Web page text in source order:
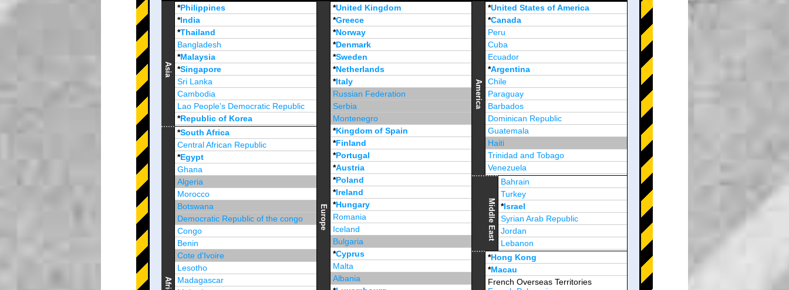
Asia
*Philippines
*India
*Thailand
Bangladesh
*Malaysia
*Singapore
Sri Lanka
Cambodia
Lao People's Democratic Republic
*Republic of Korea
Brunei Darussalam
*South Africa
Central African Republic
*Egypt
Ghana
Algeria
Morocco
Botswana
Democratic Republic of the congo
Congo
Benin
Cote d'Ivoire
Lesotho
Madagascar
Europe
*United Kingdom
*Greece
*Norway
*Denmark
*Sweden
*Netherlands
*Italy
Russian Federation
Serbia
Montenegro
*Kingdom of Spain
*Finland
*Portugal
*Austria
*Poland
*Ireland
*Hungary
Romania
Iceland
Bulgaria
*Cyprus
Malta
Albania
America
*United States of America
*Canada
Peru
Cuba
Ecuador
*Argentina
Chile
Paraguay
Barbados
Dominican Republic
Guatemala
Haiti
Trinidad and Tobago
Venezuela
Jamaica
Middle East
Bahrain
Turkey
*Israel
Syrian Arab Republic
Jordan
Lebanon
*United Arab Emirates
*Hong Kong
*Macau
French Overseas Territories